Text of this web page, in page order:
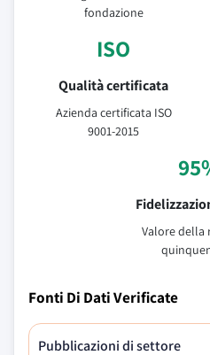
fondazione
ISO
Qualità certificata
Azienda certificata ISO
9001-2015
Valore della
Fonti Di Dati Verificate
Pubblicazioni di settore